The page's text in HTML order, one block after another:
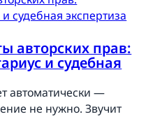
авторских прав:
и судебная
автоматически —
не нужно. Звучит